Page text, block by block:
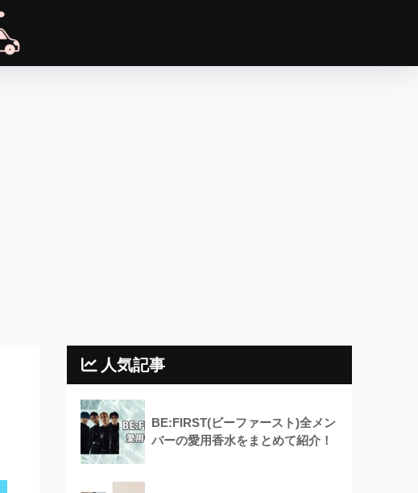
人気記事
BE:FIRST(ビーファースト)全メン
バーの愛用香水をまとめて紹介！